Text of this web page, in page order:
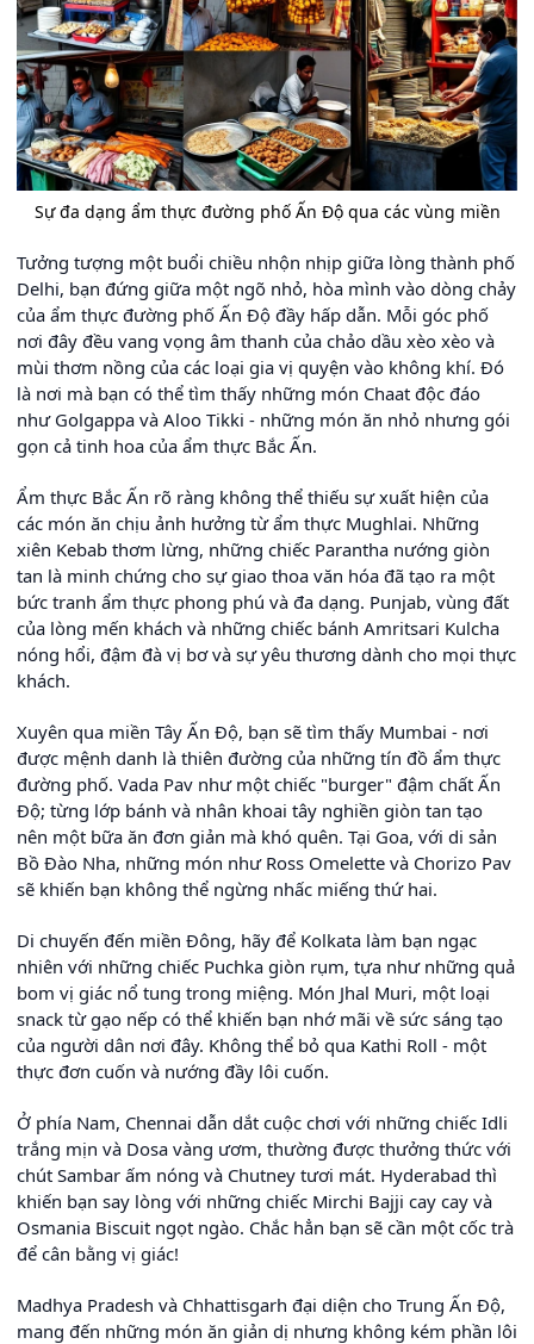
Sự đa dạng ẩm thực đường phố Ấn Độ qua các vùng miền
Tưởng tượng một buổi chiều nhộn nhịp giữa lòng thành phố
Delhi, bạn đứng giữa một ngõ nhỏ, hòa mình vào dòng chảy
của ẩm thực đường phố Ấn Độ đầy hấp dẫn. Mỗi góc phố
nơi đây đều vang vọng âm thanh của chảo dầu xèo xèo và
mùi thơm nồng của các loại gia vị quyện vào không khí. Đó
là nơi mà bạn có thể tìm thấy những món Chaat độc đáo
như Golgappa và Aloo Tikki - những món ăn nhỏ nhưng gói
gọn cả tinh hoa của ẩm thực Bắc Ấn.
Ẩm thực Bắc Ấn rõ ràng không thể thiếu sự xuất hiện của
các món ăn chịu ảnh hưởng từ ẩm thực Mughlai. Những
xiên Kebab thơm lừng, những chiếc Parantha nướng giòn
tan là minh chứng cho sự giao thoa văn hóa đã tạo ra một
bức tranh ẩm thực phong phú và đa dạng. Punjab, vùng đất
của lòng mến khách và những chiếc bánh Amritsari Kulcha
nóng hổi, đậm đà vị bơ và sự yêu thương dành cho mọi thực
khách.
Xuyên qua miền Tây Ấn Độ, bạn sẽ tìm thấy Mumbai - nơi
được mệnh danh là thiên đường của những tín đồ ẩm thực
đường phố. Vada Pav như một chiếc "burger" đậm chất Ấn
Độ; từng lớp bánh và nhân khoai tây nghiền giòn tan tạo
nên một bữa ăn đơn giản mà khó quên. Tại Goa, với di sản
Bồ Đào Nha, những món như Ross Omelette và Chorizo Pav
sẽ khiến bạn không thể ngừng nhấc miếng thứ hai.
Di chuyến đến miền Đông, hãy để Kolkata làm bạn ngạc
nhiên với những chiếc Puchka giòn rụm, tựa như những quả
bom vị giác nổ tung trong miệng. Món Jhal Muri, một loại
snack từ gạo nếp có thể khiến bạn nhớ mãi về sức sáng tạo
của người dân nơi đây. Không thể bỏ qua Kathi Roll - một
thực đơn cuốn và nướng đầy lôi cuốn.
Ở phía Nam, Chennai dẫn dắt cuộc chơi với những chiếc Idli
trắng mịn và Dosa vàng ươm, thường được thưởng thức với
chút Sambar ấm nóng và Chutney tươi mát. Hyderabad thì
khiến bạn say lòng với những chiếc Mirchi Bajji cay cay và
Osmania Biscuit ngọt ngào. Chắc hẳn bạn sẽ cần một cốc trà
để cân bằng vị giác!
Madhya Pradesh và Chhattisgarh đại diện cho Trung Ấn Độ,
mang đến những món ăn giản dị nhưng không kém phần lôi